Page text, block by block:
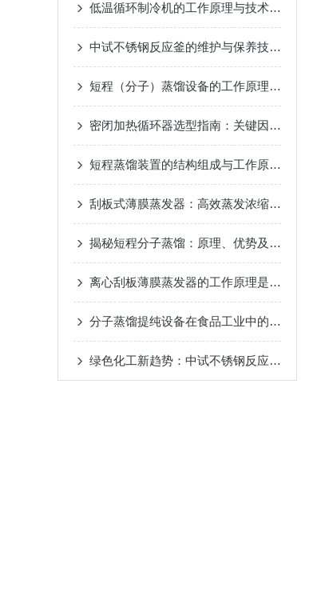
低温循环制冷机的工作原理与技术优势
中试不锈钢反应釜的维护与保养技巧
短程（分子）蒸馏设备的工作原理及应用
密闭加热循环器选型指南：关键因素与考量
短程蒸馏装置的结构组成与工作原理
刮板式薄膜蒸发器：高效蒸发浓缩设备的深度解析
揭秘短程分子蒸馏：原理、优势及未来发展趋势
离心刮板薄膜蒸发器的工作原理是什么？
分子蒸馏提纯设备在食品工业中的应用
绿色化工新趋势：中试不锈钢反应釜的环保应用